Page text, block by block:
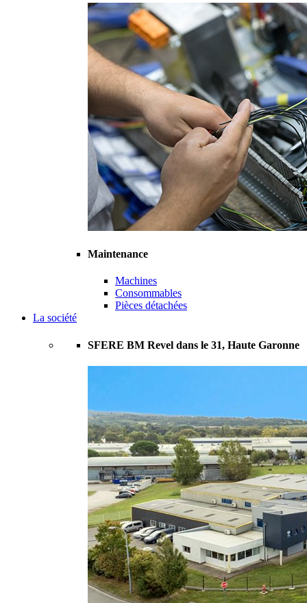
Maintenance
Machines
Consommables
Pièces détachées
La société
SFERE BM Revel dans le 31, Haute Garonne